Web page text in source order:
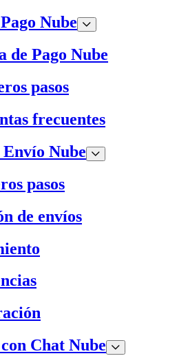
Nube
de Pago Nube
pasos
frecuentes
Nube
pasos
de envíos
Chat Nube